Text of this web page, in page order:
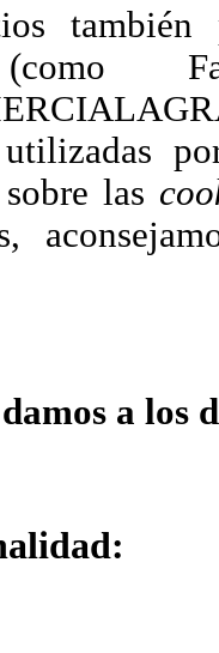
también
(como
utilizadas
las
a los